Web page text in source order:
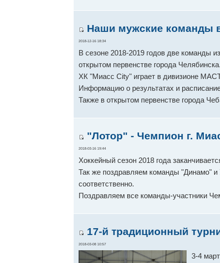
Наши мужские команды в
2018-12-16 18:34
В сезоне 2018-2019 годов две команды
открытом первенстве города
ХК "Миасс City" играет в дивизионе
Информацию о результатах и
Также в открытом первенстве города
"Лотор" - Чемпион г.
2018-03-16 19:44
Хоккейный сезон 2018 года
Так же поздравляем команды "Динамо"
соответственно.
Поздравляем все команды-участники
17-й традиционный
2018-03-08 10:57
3-4